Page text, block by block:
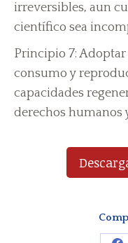
irreversibles, aun
científico sea
Principio 7:
consumo y
capacidades
derechos humanos